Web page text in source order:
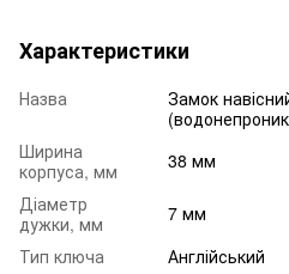
Характеристики
Назва
Замок
Ширина
корпуса, мм
38 мм
Діаметр
дужки, мм
7 мм
Тип ключа
Англійський